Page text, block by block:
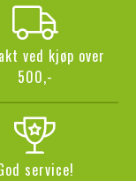
ved kjøp over
500,-
service!